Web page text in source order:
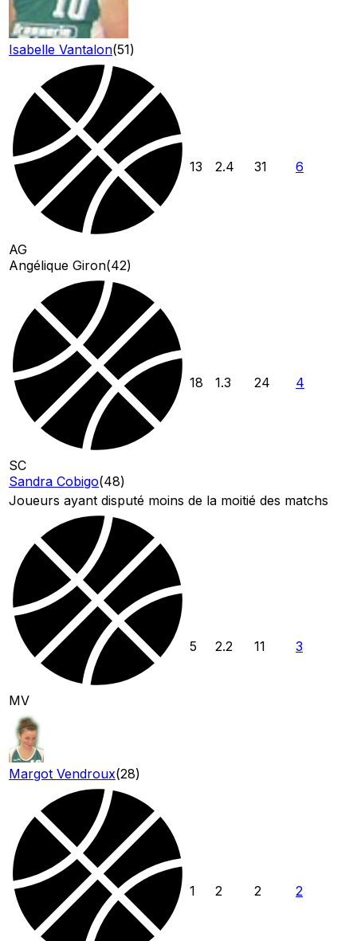
Isabelle Vantalon(51)
AG
Angélique Giron(42)
13 2.4 31 6
SC
Sandra Cobigo(48)
18 1.3 24 4
Joueurs ayant disputé moins de la moitié des matchs
MV
Margot Vendroux(28)
5 2.2 11 3
1 2 2 2